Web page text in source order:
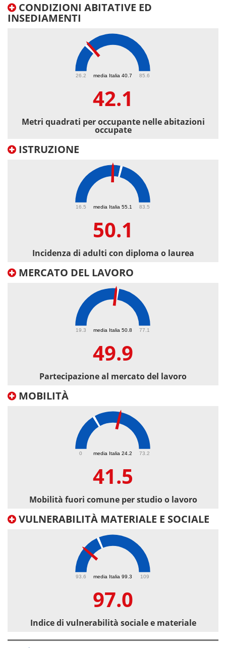
CONDIZIONI ABITATIVE ED
INSEDIAMENTI
media Italia 40.7
26.2 85.6
42.1
Metri quadrati per occupante nelle abitazioni
occupate
ISTRUZIONE
media Italia 55.1
16.5 83.5
50.1
Incidenza di adulti con diploma o laurea
MERCATO DEL LAVORO
media Italia 50.8
19.3 77.1
49.9
Partecipazione al mercato del lavoro
MOBILITÀ
media Italia 24.2
0 73.2
41.5
Mobilità fuori comune per studio o lavoro
VULNERABILITÀ MATERIALE E SOCIALE
media Italia 99.3
93.6 109
97.0
Indice di vulnerabilità sociale e materiale